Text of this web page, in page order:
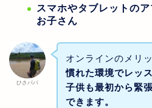
スマホやタブレットの
お子さん
ひさパパ
オンラインのメリ
慣れた環境でレッ
子供も最初から緊
できます。